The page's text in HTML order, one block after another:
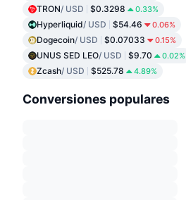
TRON/ USD $0.3298 0.33%
Hyperliquid/ USD $54.46 0.06%
Dogecoin/ USD $0.07033 0.15%
UNUS SED LEO/ USD $9.70 0.02%
Zcash/ USD $525.78 4.89%
Conversiones populares